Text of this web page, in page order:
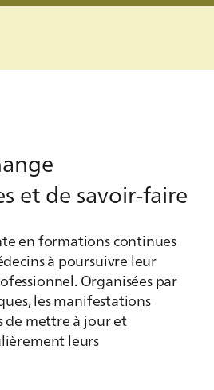
et de savoir-faire
en formations continues
à poursuivre leur
Organisées par
les manifestations
mettre à jour et
leurs